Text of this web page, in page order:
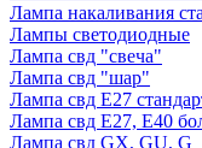
Лампа накаливания
Лампы светодиодные
Лампа свд "свеча"
Лампа свд "шар"
Лампа свд E27
Лампа свд E27, Е40
Лампа свд GX, GU, G